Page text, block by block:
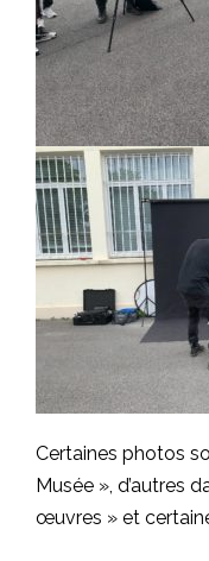
Certaines photos
Musée », d’autres
œuvres » et